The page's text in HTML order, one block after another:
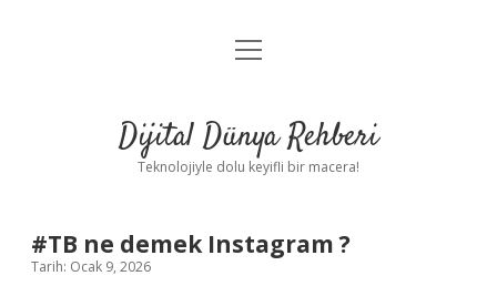
Anasayfa
Yasal Uyarı
menüyü
Dijital Dünya Rehberi
Teknolojiyle dolu keyifli bir macera!
#TB ne demek Instagram ?
Tarih: Ocak 9, 2026